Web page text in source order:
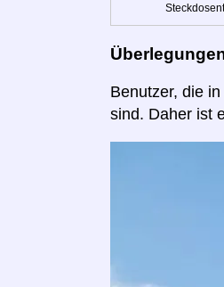
Benutzer, die
sind. Daher ist